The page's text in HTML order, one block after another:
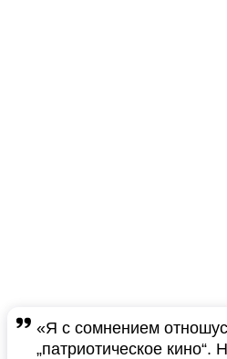
«Я с сомнением
„патриотическое кино“.